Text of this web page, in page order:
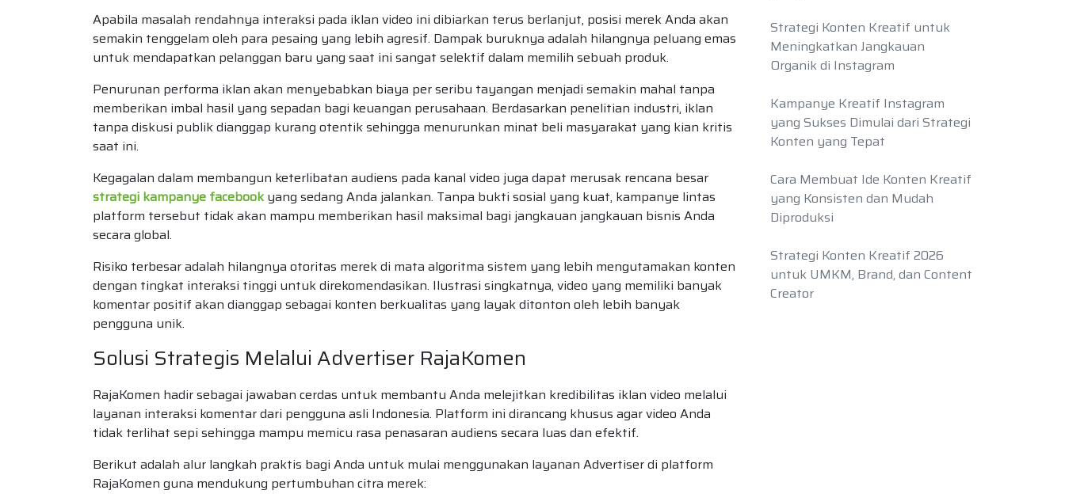
Apabila masalah rendahnya interaksi pada iklan video ini dibiarkan terus berlanjut, posisi merek Anda akan
semakin tenggelam oleh para pesaing yang lebih agresif. Dampak buruknya adalah hilangnya peluang emas
untuk mendapatkan pelanggan baru yang saat ini sangat selektif dalam memilih sebuah produk.
Penurunan performa iklan akan menyebabkan biaya per seribu tayangan menjadi semakin mahal tanpa
memberikan imbal hasil yang sepadan bagi keuangan perusahaan. Berdasarkan penelitian industri, iklan
tanpa diskusi publik dianggap kurang otentik sehingga menurunkan minat beli masyarakat yang kian kritis
saat ini.
Kegagalan dalam membangun keterlibatan audiens pada kanal video juga dapat merusak rencana besar
strategi kampanye facebookyang sedang Anda jalankan. Tanpa bukti sosial yang kuat, kampanye lintas
platform tersebut tidak akan mampu memberikan hasil maksimal bagi jangkauan jangkauan bisnis Anda
secara global.
Risiko terbesar adalah hilangnya otoritas merek di mata algoritma sistem yang lebih mengutamakan konten
dengan tingkat interaksi tinggi untuk direkomendasikan. Ilustrasi singkatnya, video yang memiliki banyak
komentar positif akan dianggap sebagai konten berkualitas yang layak ditonton oleh lebih banyak
pengguna unik.
Solusi Strategis Melalui Advertiser RajaKomen
RajaKomen hadir sebagai jawaban cerdas untuk membantu Anda melejitkan kredibilitas iklan video melalui
layanan interaksi komentar dari pengguna asli Indonesia. Platform ini dirancang khusus agar video Anda
tidak terlihat sepi sehingga mampu memicu rasa penasaran audiens secara luas dan efektif.
Berikut adalah alur langkah praktis bagi Anda untuk mulai menggunakan layanan Advertiser di platform
RajaKomen guna mendukung pertumbuhan citra merek:
Strategi Konten Kreatif untuk
Meningkatkan Jangkauan
Organik di Instagram
Kampanye Kreatif Instagram
yang Sukses Dimulai dari Strategi
Konten yang Tepat
Cara Membuat Ide Konten Kreatif
yang Konsisten dan Mudah
Diproduksi
Strategi Konten Kreatif 2026
untuk UMKM, Brand, dan Content
Creator